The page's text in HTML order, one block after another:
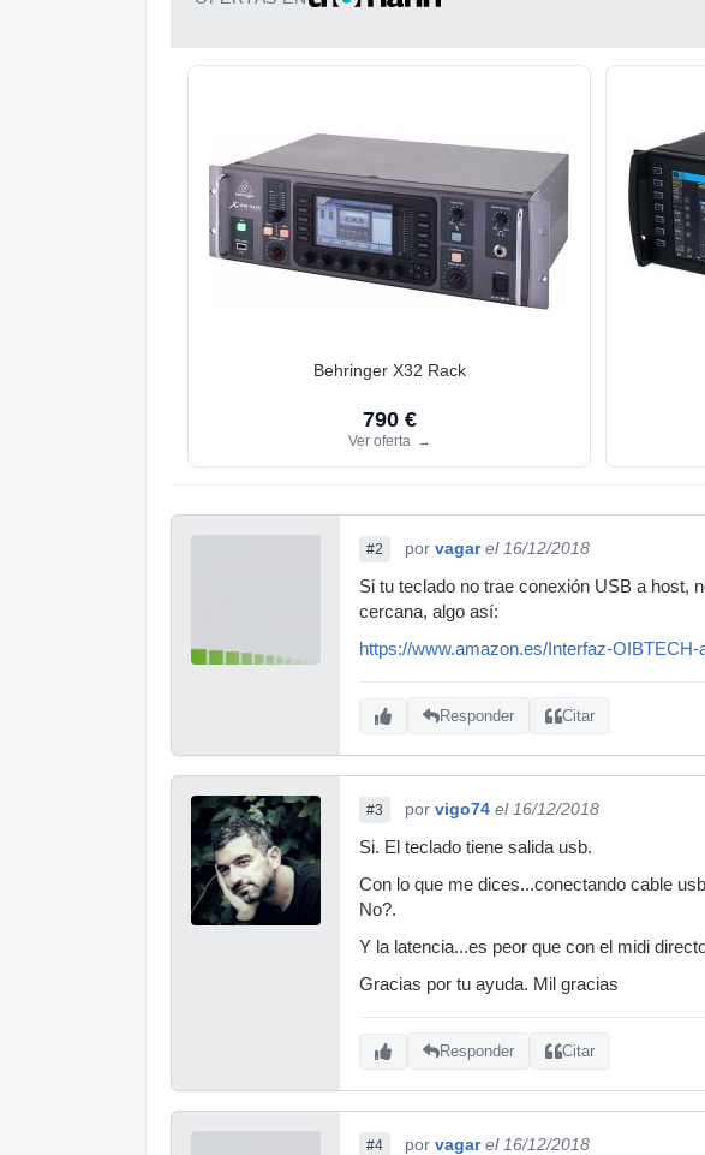
Behringer X32 Rack
790 €
Ver oferta →
#2 por vagar el 16/12/2018
Si tu teclado no trae conexión USB a host,
cercana, algo así:
https://www.amazon.es/Interfaz-
Responder Citar
#3 por vigo74 el 16/12/2018
Si. El teclado tiene salida usb.
Con lo que me dices...conectando cable
No?.
Y la latencia...es peor que con el midi
Gracias por tu ayuda. Mil gracias
Responder Citar
#4 por vagar el 16/12/2018